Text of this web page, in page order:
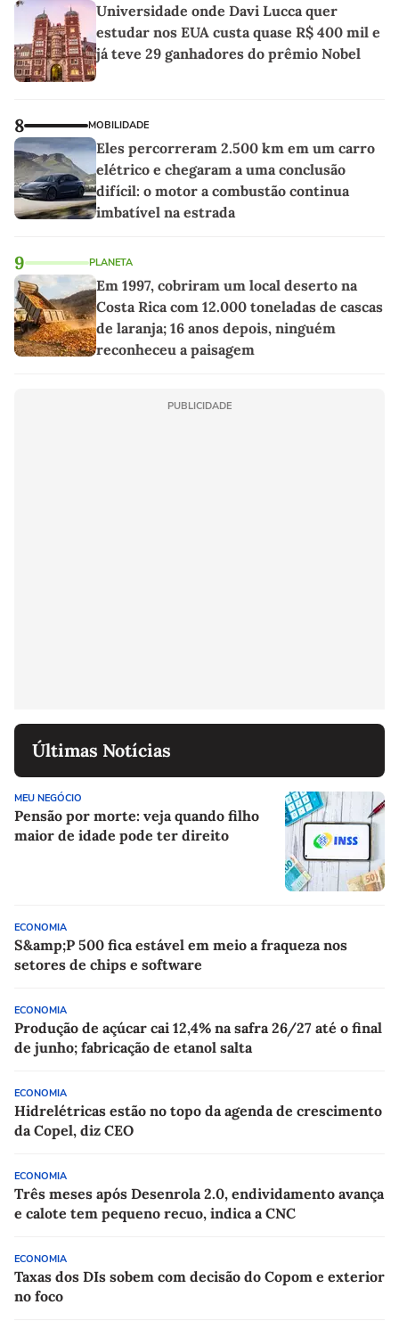
Universidade onde Davi Lucca quer
estudar nos EUA custa quase R$ 400 mil e
já teve 29 ganhadores do prêmio Nobel
8 MOBILIDADE
Eles percorreram 2.500 km em um carro
elétrico e chegaram a uma conclusão
difícil: o motor a combustão continua
imbatível na estrada
9 PLANETA
Em 1997, cobriram um local deserto na
Costa Rica com 12.000 toneladas de cascas
de laranja; 16 anos depois, ninguém
reconheceu a paisagem
PUBLICIDADE
Últimas Notícias
MEU NEGÓCIO
Pensão por morte: veja quando filho
maior de idade pode ter direito
ECONOMIA
S&amp;P 500 fica estável em meio a fraqueza nos
setores de chips e software
ECONOMIA
Produção de açúcar cai 12,4% na safra 26/27 até o final
de junho; fabricação de etanol salta
ECONOMIA
Hidrelétricas estão no topo da agenda de crescimento
da Copel, diz CEO
ECONOMIA
Três meses após Desenrola 2.0, endividamento avança
e calote tem pequeno recuo, indica a CNC
ECONOMIA
Taxas dos DIs sobem com decisão do Copom e exterior
no foco